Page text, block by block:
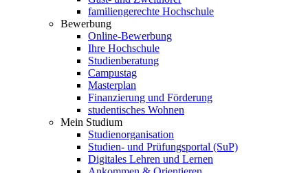
familiengerechte Hochschule
Bewerbung
Online-Bewerbung
Ihre Hochschule
Studienberatung
Campustag
Masterplan
Finanzierung und Förderung
studentisches Wohnen
Mein Studium
Studienorganisation
Studien- und Prüfungsportal (SuP)
Digitales Lehren und Lernen